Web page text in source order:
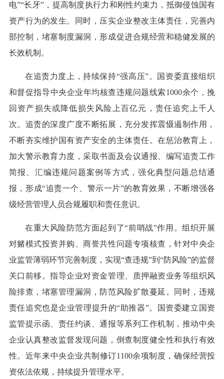
电”“长牙”，提高制度执行力和刚性约束力，抵御侵蚀国有
资产行为的发生。同时，压实企业整改主体责任，完善内
部控制，堵塞制度漏洞，形成促进合规经营和稳健发展的
长效机制。
在追责力度上，持续保持“强高压”。国资委直接组织
和督促指导中央企业年均核查违规问题线索1000余个，挽
回资产损失或降低损失风险上百亿元，责任追究上千人
次。追责的深度广度不断拓展，充分发挥震慑遏制作用，
不断夯实维护国有资产安全的主体责任。在惩治教育上，
加大警示教育力度，采取书面及会议通报、编写追责工作
简报、汇编违规问题案例等方式，强化典型问题总结通
报，形成“追责一个、警示一片”的教育效果，不断增强各
级经营管理人员合规履职和责任意识。
在重大风险防范方面起到了“前哨战”作用。组织开展
对赌模式投资并购、商誉共性问题专项核查，针对中央企
业监管薄弱环节完善制度，实现“查违规”到“防风险”的监督
关口前移。指导企业对资金管理、质押融资业务等组织风
险排查，堵塞管理漏洞，防范风险扩散蔓延。同时，违规
责任追究也是企业管理提升的“助推器”。国资委建立国资
监管提示函、责任约谈、通报等系列工作机制，推动中央
企业认真整改监督发现问题，倒查制度健全性和执行有效
性。近年来中央企业共制修订1100余项制度，确保经营投
资依法依规，持续提升管理水平。